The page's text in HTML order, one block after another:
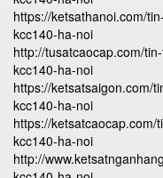
https://ketsathanoi.com/
kcc140-ha-noi
http://tusatcaocap.com/
kcc140-ha-noi
https://ketsatsaigon.com/
kcc140-ha-noi
https://
kcc140-ha-noi
http://